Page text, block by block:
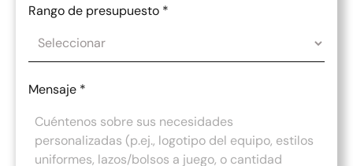
Rango de presupuesto *
Mensaje *